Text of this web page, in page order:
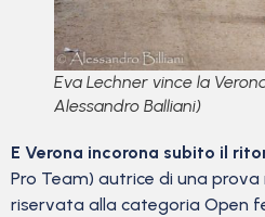
Eva Lechner vince la
Alessandro Balliani)
E Verona incorona subito il
Pro Team) autrice di una
riservata alla categoria Open